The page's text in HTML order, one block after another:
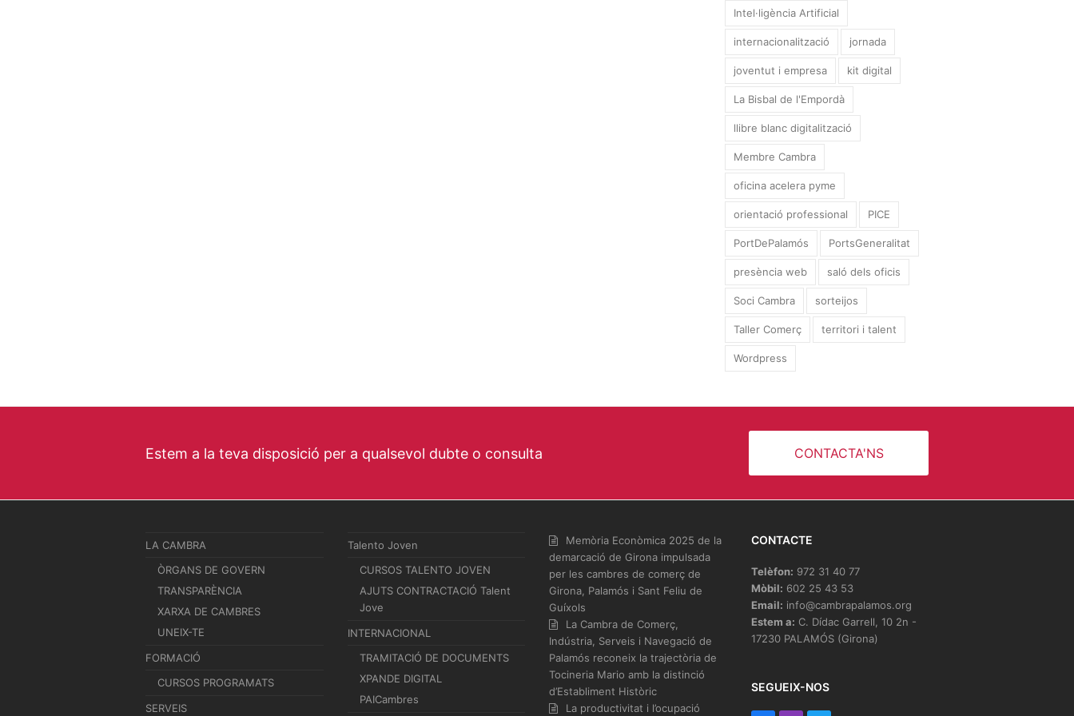
Intel·ligència Artificial
internacionalització jornada
joventut i empresa kit digital
La Bisbal de l'Empordà
llibre blanc digitalització
Membre Cambra
oficina acelera pyme
orientació professional PICE
PortDePalamós PortsGeneralitat
presència web saló dels oficis
Soci Cambra sorteijos
Taller Comerç territori i talent
Wordpress
Estem a la teva disposició per a qualsevol dubte o consulta CONTACTA'NS
LA CAMBRA
ÒRGANS DE GOVERN
TRANSPARÈNCIA
XARXA DE CAMBRES
UNEIX-TE
FORMACIÓ
CURSOS PROGRAMATS
SERVEIS
Talento Joven
CURSOS TALENTO JOVEN
AJUTS CONTRACTACIÓ Talent
Jove
INTERNACIONAL
TRAMITACIÓ DE DOCUMENTS
XPANDE DIGITAL
PAICambres
Memòria Econòmica 2025 de la
demarcació de Girona impulsada
per les cambres de comerç de
Girona, Palamós i Sant Feliu de
Guíxols
La Cambra de Comerç,
Indústria, Serveis i Navegació de
Palamós reconeix la trajectòria de
Tocineria Mario amb la distinció
d’Establiment Històric
La productivitat i l’ocupació
CONTACTE
Telèfon: 972 31 40 77
Mòbil: 602 25 43 53
Email: info@cambrapalamos.org
Estem a: C. Dídac Garrell, 10 2n -
17230 PALAMÓS (Girona)
SEGUEIX-NOS